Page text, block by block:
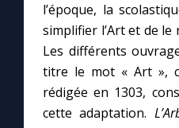
l’époque, la
simplifier l’Art et de
Les différents
titre le mot « Art »,
rédigée en 1303,
cette adaptation.